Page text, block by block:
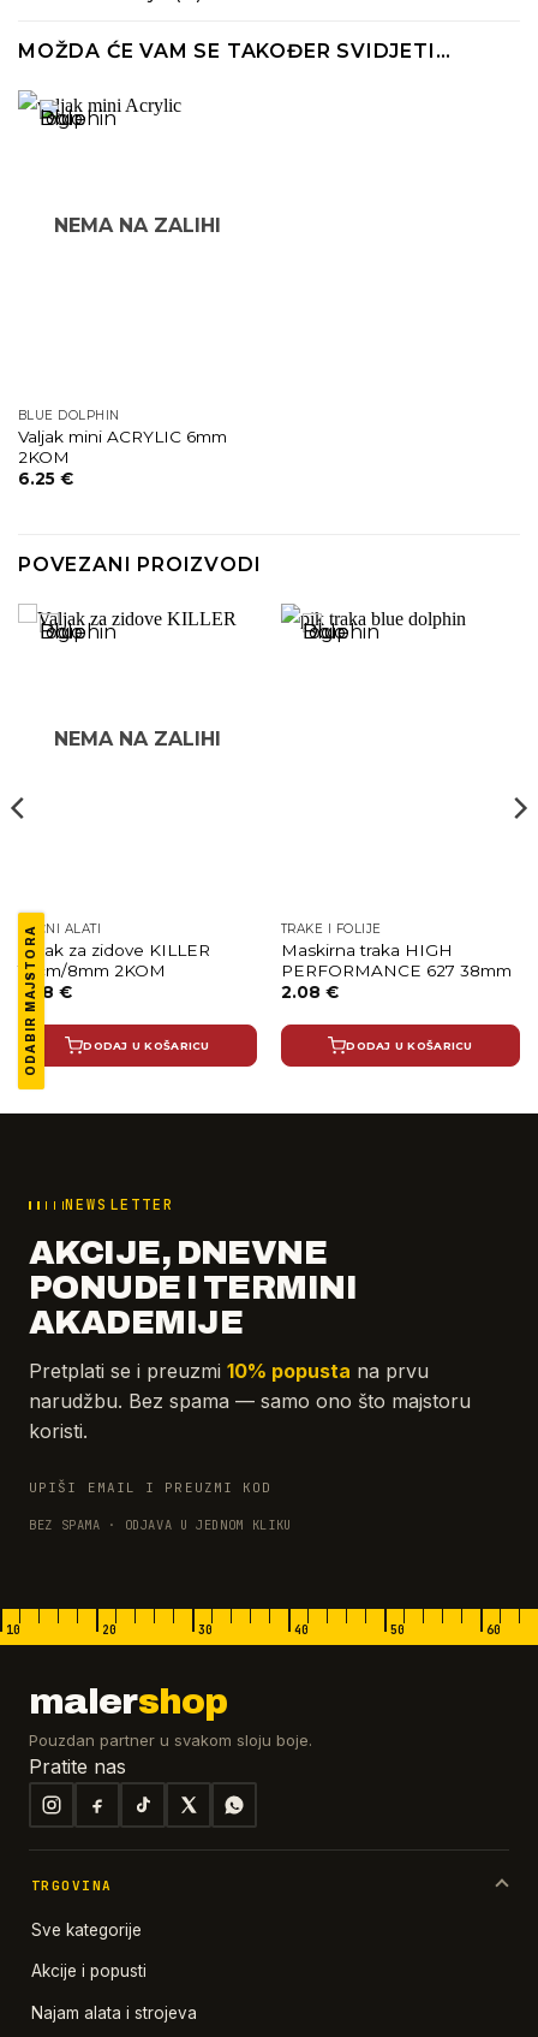
MOŽDA ĆE VAM SE TAKOĐER SVIDJETI…
NEMA NA ZALIHI
BLUE DOLPHIN
Valjak mini ACRYLIC 6mm
2KOM
6.25 €
POVEZANI PROIZVODI
ODABIR MAJSTORA
NEMA NA ZALIHI
RUČNI ALATI
Valjak za zidove KILLER
10cm/8mm 2KOM
1.68 €
DODAJ U KOŠARICU
TRAKE I FOLIJE
Maskirna traka HIGH
PERFORMANCE 627 38mm
2.08 €
DODAJ U KOŠARICU
NEWSLETTER
AKCIJE, DNEVNE
PONUDE I TERMINI
AKADEMIJE
Pretplati se i preuzmi 10% popusta na prvu
narudžbu. Bez spama — samo ono što majstoru
koristi.
UPIŠI EMAIL I PREUZMI KOD
BEZ SPAMA · ODJAVA U JEDNOM KLIKU
10 20 30 40 50 60
malershop
Pouzdan partner u svakom sloju boje.
Pratite nas
TRGOVINA
Sve kategorije
Akcije i popusti
Najam alata i strojeva